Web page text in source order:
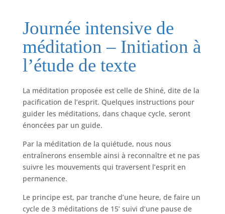
Journée intensive de
méditation – Initiation à
l’étude de texte
La méditation proposée est celle de Shiné, dite de la
pacification de l’esprit. Quelques instructions pour
guider les méditations, dans chaque cycle, seront
énoncées par un guide.
Par la méditation de la quiétude, nous nous
entraînerons ensemble ainsi à reconnaître et ne pas
suivre les mouvements qui traversent l’esprit en
permanence.
Le principe est, par tranche d’une heure, de faire un
cycle de 3 méditations de 15’ suivi d’une pause de